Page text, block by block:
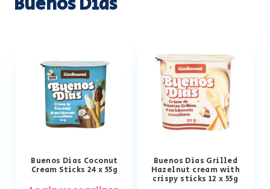
Buenos Dias Coconut
Cream Sticks 24 x 55g
Buenos Dias Grilled
Hazelnut cream with
crispy sticks 12 x 55g